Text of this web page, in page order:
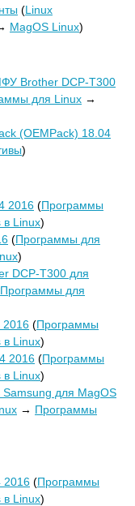
(Linux
MagOS Linux)
Brother DCP-T300
для Linux →
(OEMPack) 18.04
)
2016 (Программы
Linux)
(Программы для
)
DCP-T300 для
Программы для
2016 (Программы
Linux)
2016 (Программы
Linux)
для MagOS
→ Программы
2016 (Программы
Linux)